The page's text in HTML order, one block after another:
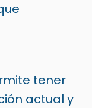
tener
actual y